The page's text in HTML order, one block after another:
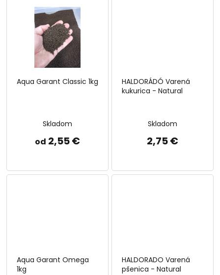
Aqua Garant Classic 1kg
Skladom
od 2,55 €
HALDORÁDÓ Varená
kukurica - Natural
Skladom
2,75 €
Aqua Garant Omega
1kg
HALDORADO Varená
pšenica - Natural